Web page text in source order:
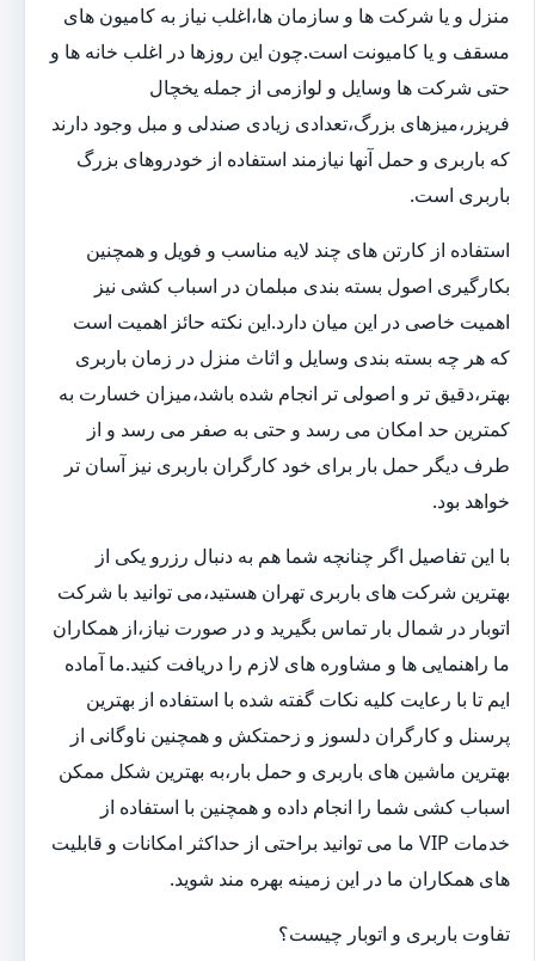
منزل و یا شرکت ها و سازمان ها،اغلب نیاز به کامیون های
مسقف و یا کامیونت است.چون این روزها در اغلب خانه ها و
حتی شرکت ها وسایل و لوازمی از جمله یخچال
فریزر،میزهای بزرگ،تعدادی زیادی صندلی و مبل وجود دارند
که باربری و حمل آنها نیازمند استفاده از خودروهای بزرگ
باربری است.
استفاده از کارتن های چند لایه مناسب و فویل و همچنین
بکارگیری اصول بسته بندی مبلمان در اسباب کشی نیز
اهمیت خاصی در این میان دارد.این نکته حائز اهمیت است
که هر چه بسته بندی وسایل و اثاث منزل در زمان باربری
بهتر،دقیق تر و اصولی تر انجام شده باشد،میزان خسارت به
کمترین حد امکان می رسد و حتی به صفر می رسد و از
طرف دیگر حمل بار برای خود کارگران باربری نیز آسان تر
خواهد بود.
با این تفاصیل اگر چنانچه شما هم به دنبال رزرو یکی از
بهترین شرکت های باربری تهران هستید،می توانید با شرکت
اتوبار در شمال بار تماس بگیرید و در صورت نیاز،از همکاران
ما راهنمایی ها و مشاوره های لازم را دریافت کنید.ما آماده
ایم تا با رعایت کلیه نکات گفته شده با استفاده از بهترین
پرسنل و کارگران دلسوز و زحمتکش و همچنین ناوگانی از
بهترین ماشین های باربری و حمل بار،به بهترین شکل ممکن
اسباب کشی شما را انجام داده و همچنین با استفاده از
خدمات VIP ما می توانید براحتی از حداکثر امکانات و قابلیت
های همکاران ما در این زمینه بهره مند شوید.
تفاوت باربری و اتوبار چیست؟